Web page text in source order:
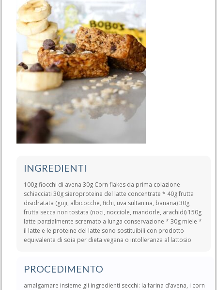
INGREDIENTI
100g fiocchi di avena 30g Corn flakes da prima colazione
schiacciati 30g sieroproteine del latte concentrate * 40g frutta
disidratata (goji, albicocche, fichi, uva sultanina, banana) 30g
frutta secca non tostata (noci, nocciole, mandorle, arachidi) 150g
latte parzialmente scremato a lunga conservazione * 30g miele *
il latte e le proteine del latte sono sostituibili con prodotto
equivalente di soia per dieta vegana o intolleranza al lattosio
PROCEDIMENTO
amalgamare insieme gli ingredienti secchi: la farina d’avena, i corn